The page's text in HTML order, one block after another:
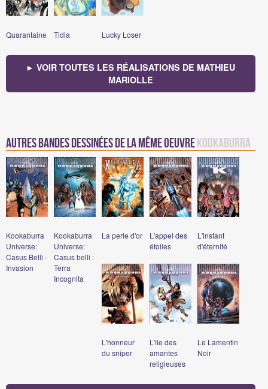
Quarantaine Tidia Lucky Loser
► VOIR TOUTES LES RÉALISATIONS DE MATHIEU
MARIOLLE
Autres bandes dessinées de la même oeuvre Kookaburra
Kookaburra
Universe:
Casus Belli -
Invasion
Kookaburra
Universe:
Casus belli :
Terra
Incognita
La perle d'or
L'appel des
étoiles
L'instant
d'éternité
L'honneur
du sniper
L'île des
amantes
religieuses
Le Lamentin
Noir